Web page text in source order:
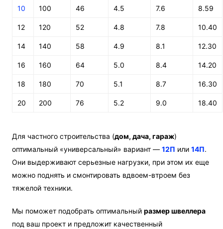
10 100 46 4.5 7.6 8.59
12 120 52 4.8 7.8 10.40
14 140 58 4.9 8.1 12.30
16 160 64 5.0 8.4 14.20
18 180 70 5.1 8.7 16.30
20 200 76 5.2 9.0 18.40
Для частного строительства (дом, дача, гараж)
оптимальный «универсальный» вариант —12П или14П.
Они выдерживают серьезные нагрузки, при этом их еще
можно поднять и смонтировать вдвоем-втроем без
тяжелой техники.
Мы поможет подобрать оптимальныйразмер швеллера
под ваш проект и предложит качественный